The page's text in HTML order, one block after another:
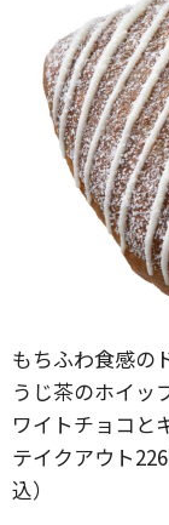
もちふわ食感の
うじ茶のホイッ
ワイトチョコと
テイクアウト
込）